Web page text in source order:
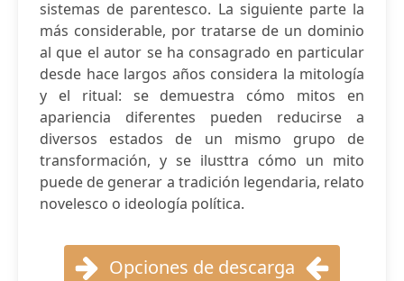
sistemas de parentesco. La siguiente parte la
más considerable, por tratarse de un dominio
al que el autor se ha consagrado en particular
desde hace largos años considera la mitología
y el ritual: se demuestra cómo mitos en
apariencia diferentes pueden reducirse a
diversos estados de un mismo grupo de
transformación, y se ilusttra cómo un mito
puede de generar a tradición legendaria, relato
novelesco o ideología política.
Opciones de descarga